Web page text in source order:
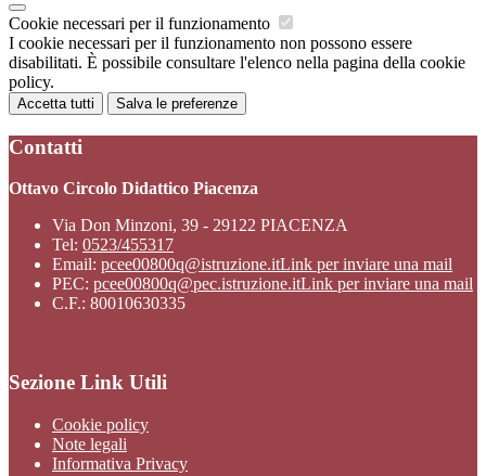
Cookie necessari per il funzionamento
I cookie necessari per il funzionamento non possono essere
disabilitati. È possibile consultare l'elenco nella pagina della cookie
policy.
Accetta tutti Salva le preferenze
Contatti
Ottavo Circolo Didattico Piacenza
Via Don Minzoni, 39 - 29122 PIACENZA
Tel: 0523/455317
Email: pcee00800q@istruzione.itLink per inviare una mail
PEC: pcee00800q@pec.istruzione.itLink per inviare una mail
C.F.: 80010630335
Sezione Link Utili
Cookie policy
Note legali
Informativa Privacy